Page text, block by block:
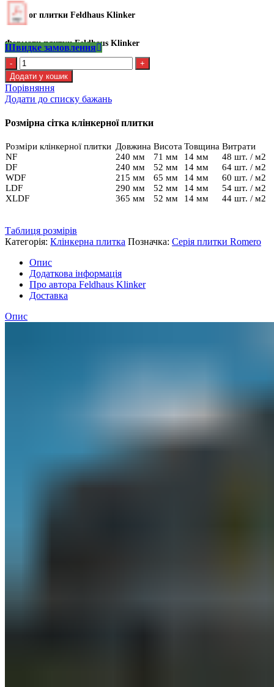
Каталог плитки Feldhaus Klinker
Формати плитки Feldhaus Klinker
Швидке замовлення
Kлінкерна
плитка
Feldhaus
R
777
DF14
кількість
Додати у кошик
Порівняння
Додати до списку бажань
Розмірна сітка клінкерної плитки
Розміри клінкерної плитки Довжина ВисотаТовщина Витрати
NF
240 мм 71 мм 14 мм
48 шт. / м2
DF
240 мм 52 мм 14 мм
64 шт. / м2
WDF
215 мм 65 мм 14 мм
60 шт. / м2
LDF
290 мм 52 мм 14 мм
54 шт. / м2
XLDF
365 мм 52 мм 14 мм 44 шт. / м2
Таблиця розмірів
Категорія: Клінкерна плитка Позначка: Серія плитки Romero
Опис
Додаткова інформація
Про автора Feldhaus Klinker
Доставка
Опис